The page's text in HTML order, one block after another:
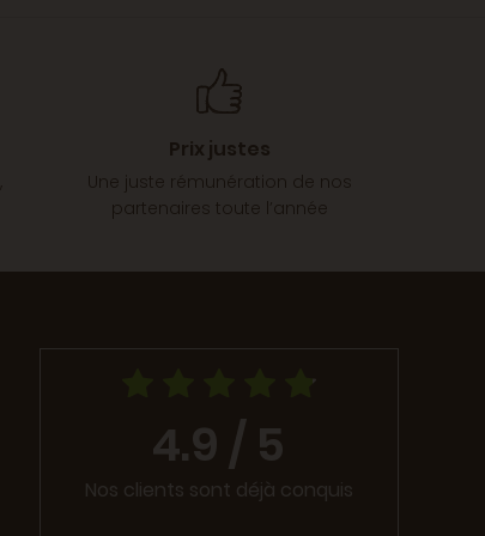
Prix justes
Une juste rémunération de nos
partenaires toute l’année
4.9 / 5
Nos clients sont déjà conquis